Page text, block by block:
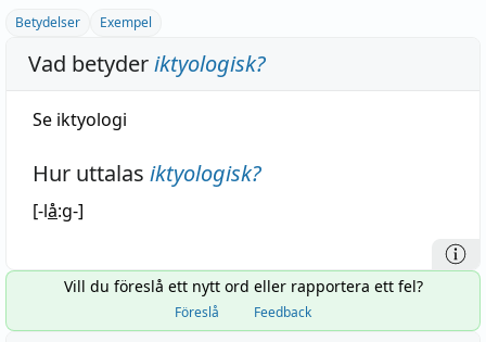
Betydelser Exempel
Vad betyderiktyologisk?
Se iktyologi
Hur uttalas iktyologisk?
[-lå:g-]
Vill du föreslå ett nytt ord eller rapportera ett fel?
Föreslå Feedback